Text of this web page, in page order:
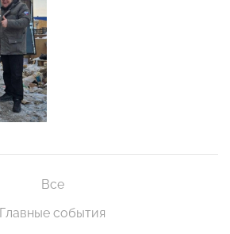
Все
Главные события